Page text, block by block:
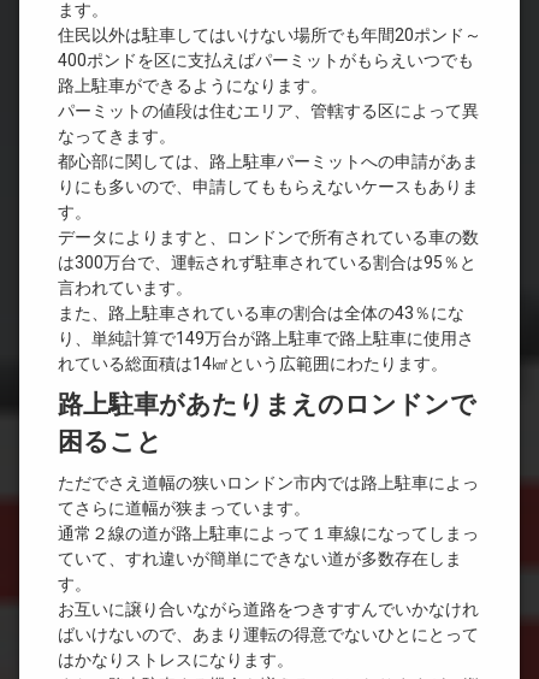
ます。
住民以外は駐車してはいけない場所でも年間20ポンド～
400ポンドを区に支払えばパーミットがもらえいつでも
路上駐車ができるようになります。
パーミットの値段は住むエリア、管轄する区によって異
なってきます。
都心部に関しては、路上駐車パーミットへの申請があま
りにも多いので、申請してももらえないケースもありま
す。
データによりますと、ロンドンで所有されている車の数
は300万台で、運転されず駐車されている割合は95％と
言われています。
また、路上駐車されている車の割合は全体の43％にな
り、単純計算で149万台が路上駐車で路上駐車に使用さ
れている総面積は14㎢という広範囲にわたります。
路上駐車があたりまえのロンドンで
困ること
ただでさえ道幅の狭いロンドン市内では路上駐車によっ
てさらに道幅が狭まっています。
通常２線の道が路上駐車によって１車線になってしまっ
ていて、すれ違いが簡単にできない道が多数存在しま
す。
お互いに譲り合いながら道路をつきすすんでいかなけれ
ばいけないので、あまり運転の得意でないひとにとって
はかなりストレスになります。